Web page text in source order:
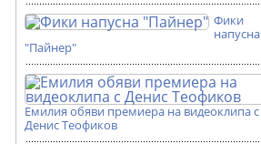
Фики
напусна
"Пайнер"
Емилия обяви премиера на видеоклипа с
Денис Теофиков